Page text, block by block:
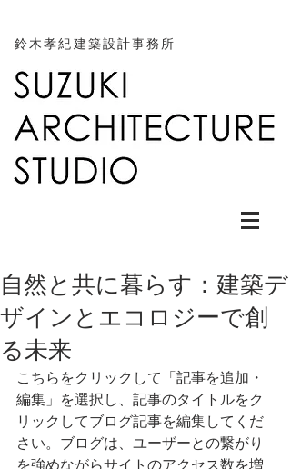
鈴木孝紀建築設計事務所
自然と共に暮らす：建築デ
ザインとエコロジーで創
る未来
こちらをクリックして「記事を追加・
編集」を選択し、記事のタイトルをク
リックしてブログ記事を編集してくだ
さい。ブログは、ユーザーとの繋がり
を強めながらサイトのアクセス数を増